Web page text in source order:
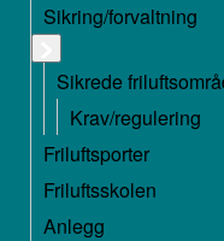
Sikring/forvaltning
Sikrede
Krav/regulering
Friluftsporter
Friluftsskolen
Anlegg